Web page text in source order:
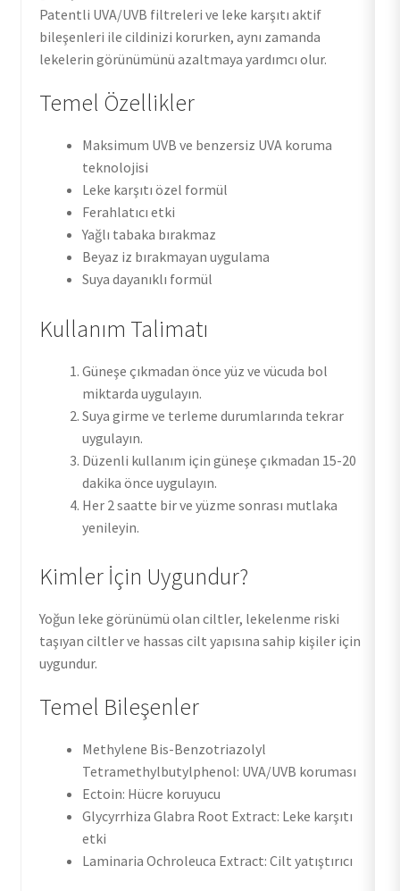
Patentli UVA/UVB filtreleri ve leke karşıtı aktif
bileşenleri ile cildinizi korurken, aynı zamanda
lekelerin görünümünü azaltmaya yardımcı olur.
Temel Özellikler
Maksimum UVB ve benzersiz UVA koruma
teknolojisi
Leke karşıtı özel formül
Ferahlatıcı etki
Yağlı tabaka bırakmaz
Beyaz iz bırakmayan uygulama
Suya dayanıklı formül
Kullanım Talimatı
Güneşe çıkmadan önce yüz ve vücuda bol
miktarda uygulayın.
Suya girme ve terleme durumlarında tekrar
uygulayın.
Düzenli kullanım için güneşe çıkmadan 15-20
dakika önce uygulayın.
Her 2 saatte bir ve yüzme sonrası mutlaka
yenileyin.
Kimler İçin Uygundur?
Yoğun leke görünümü olan ciltler, lekelenme riski
taşıyan ciltler ve hassas cilt yapısına sahip kişiler için
uygundur.
Temel Bileşenler
Methylene Bis-Benzotriazolyl
Tetramethylbutylphenol: UVA/UVB koruması
Ectoin: Hücre koruyucu
Glycyrrhiza Glabra Root Extract: Leke karşıtı
etki
Laminaria Ochroleuca Extract: Cilt yatıştırıcı